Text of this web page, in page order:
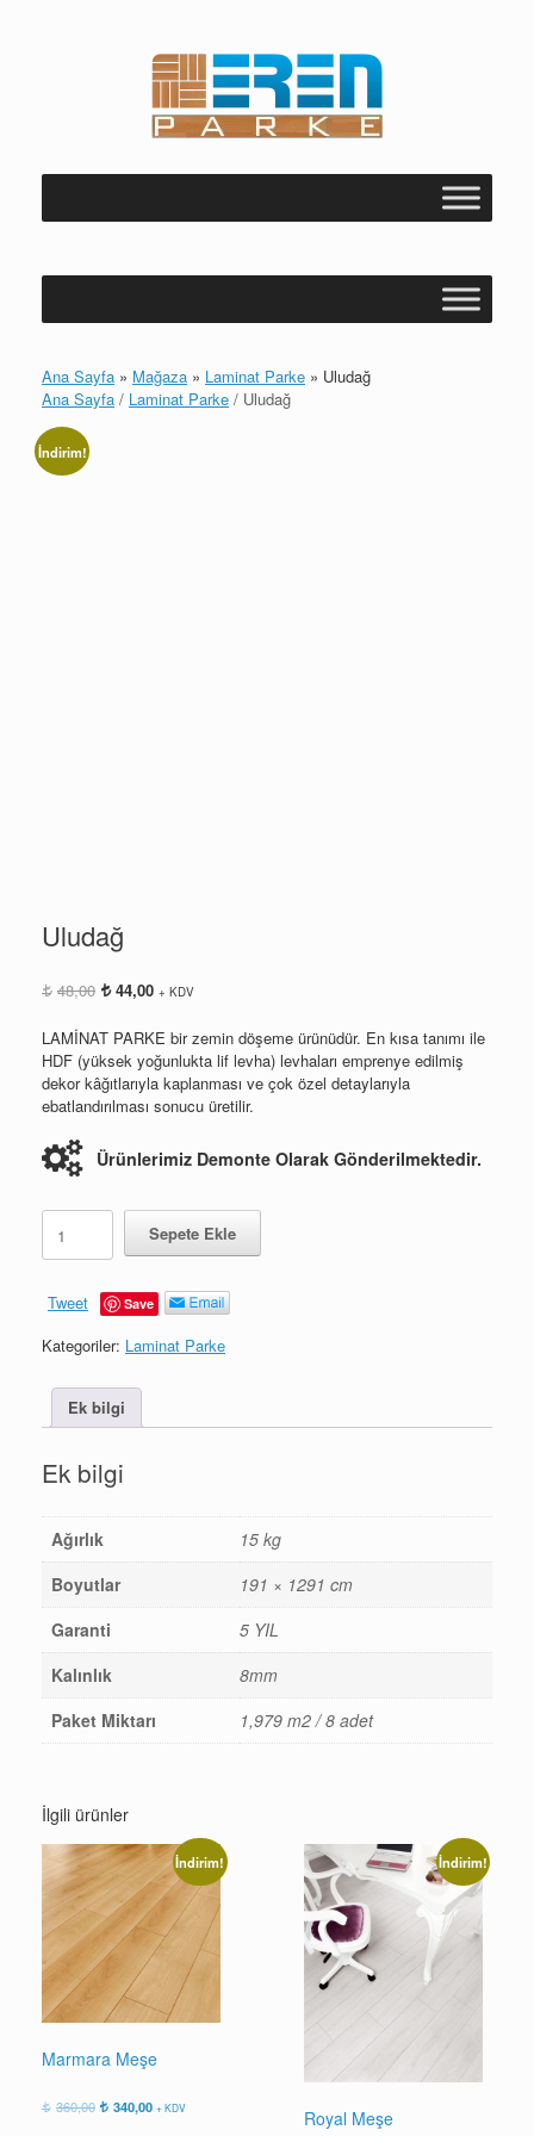
Ana Sayfa » Mağaza » Laminat Parke » Uludağ
Ana Sayfa / Laminat Parke / Uludağ
İndirim!
Uludağ
48,00 Orijinal
48,00.
44,00Şu
fiyat:
44,00.
+ KDV
LAMİNAT PARKE bir zemin döşeme ürünüdür. En kısa tanımı ile
HDF (yüksek yoğunlukta lif levha) levhaları emprenye edilmiş
dekor kâğıtlarıyla kaplanması ve çok özel detaylarıyla
ebatlandırılması sonucu üretilir.
Ürünlerimiz Demonte Olarak Gönderilmektedir.
Uludağ
adet
Sepete Ekle
Tweet Save
Kategoriler: Laminat Parke
Ek bilgi
Ek bilgi
Ağırlık
15 kg
Boyutlar
191 × 1291 cm
Garanti
5 YIL
Kalınlık
8mm
Paket Miktarı
1,979 m2 / 8 adet
İlgili ürünler
İndirim!
Marmara Meşe
360,00 Orijinal
340,00Şu
+ KDV
İndirim!
Royal Meşe